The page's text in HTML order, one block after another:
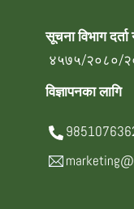
सूचना विभाग दर्ता
४५७५/२०८०/
विज्ञापनका लागि